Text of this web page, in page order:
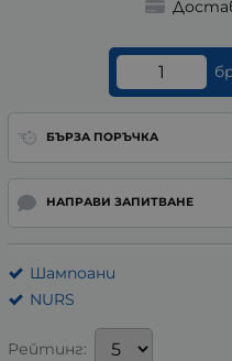
БЪРЗА ПОРЪЧКА
НАПРАВИ ЗАПИТВАНЕ
Шампоани
NURS
Рейтинг: